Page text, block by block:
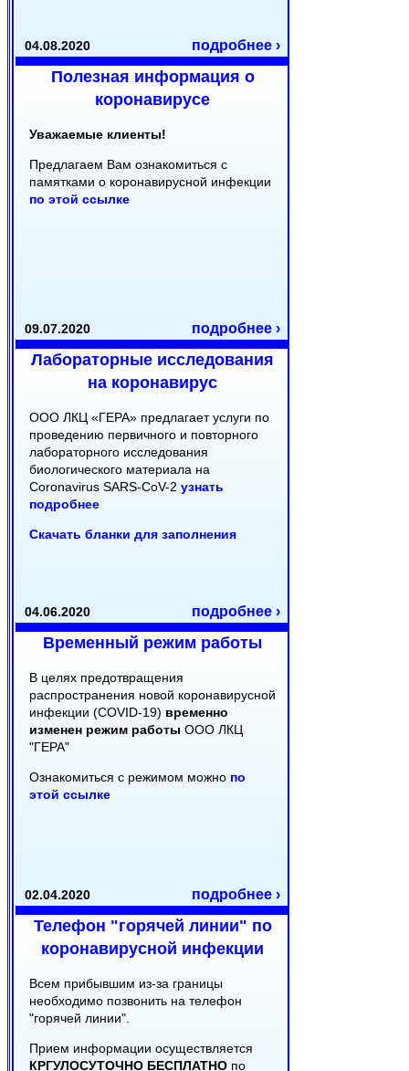
04.08.2020 подробнее ›
Полезная информация о
коронавирусе
Уважаемые клиенты!
Предлагаем Вам ознакомиться с
памятками о коронавирусной инфекции
по этой ссылке
09.07.2020 подробнее ›
Лабораторные исследования
на коронавирус
ООО ЛКЦ «ГЕРА» предлагает услуги по
проведению первичного и повторного
лабораторного исследования
биологического материала на
Coronavirus SARS-CoV-2 узнать
подробнее
Скачать бланки для заполнения
04.06.2020 подробнее ›
Временный режим работы
В целях предотвращения
распространения новой коронавирусной
инфекции (COVID-19) временно
изменен режим работы ООО ЛКЦ
"ГЕРА"
Ознакомиться с режимом можно по
этой ссылке
02.04.2020 подробнее ›
Телефон "горячей линии" по
коронавирусной инфекции
Всем прибывшим из-за границы
необходимо позвонить на телефон
"горячей линии".
Прием информации осуществляется
КРГУЛОСУТОЧНО БЕСПЛАТНО по